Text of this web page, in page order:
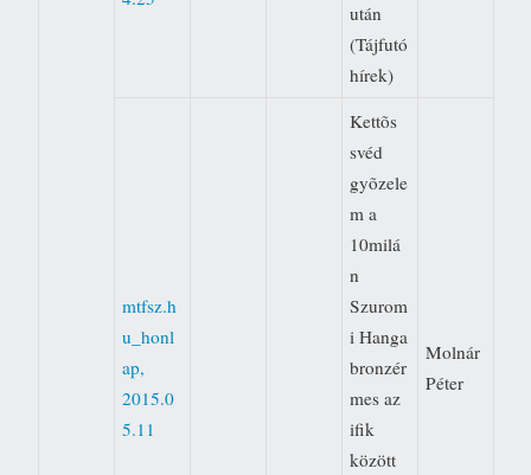
után
(Tájfutó
hírek)
mtfsz.h
u_honl
ap,
2015.0
5.11
Kettõs
svéd
gyõzele
m a
10milá
n 
Szurom
i Hanga
bronzér
mes az
ifik
között
Molnár
Péter